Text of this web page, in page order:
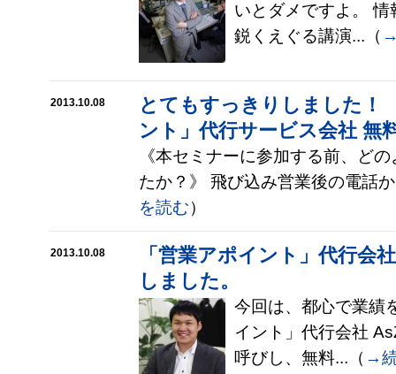
いとダメですよ。
鋭くえぐる講演...（
2013.10.08
とてもすっきりしました
ント」代行サービス会社 無
《本セミナーに参加する前、ど
たか？》 飛び込み営業後の電話
を読む）
2013.10.08
「営業アポイント」代行会
しました。
今回は、都心で業績
イント」代行会社
呼びし、無料...（ →